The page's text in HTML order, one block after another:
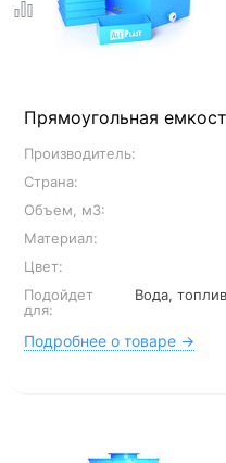
Прямоугольная
Производитель:
Страна:
Объем, м3:
Материал:
Цвет:
Подойдет
для:
Вода,
Подробнее о товаре →